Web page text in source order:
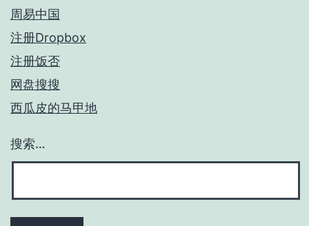
周易中国
注册Dropbox
注册饭否
网盘搜搜
西瓜皮的马甲地
搜索…